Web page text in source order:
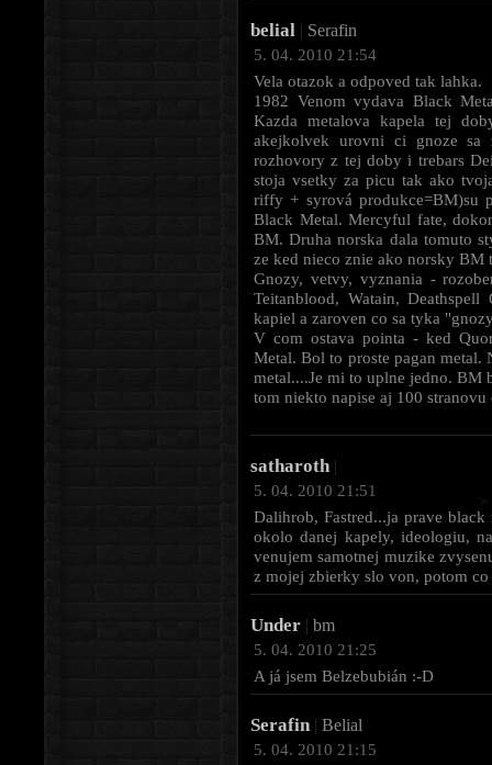
belial | Serafin
5. 04. 2010 21:54
Vela otazok a odpoved tak lahka.
1982 Venom vydava Black
Kazda metalova kapela tej
akejkolvek urovni ci gnoze
rozhovory z tej doby i trebars
stoja vsetky za picu tak ako
riffy + syrová produkce=BM)su
Black Metal. Mercyful fate,
BM. Druha norska dala tomuto
ze ked nieco znie ako norsky
Gnozy, vetvy, vyznania -
Teitanblood, Watain,
kapiel a zaroven co sa tyka
V com ostava pointa - ked
Metal. Bol to proste pagan
metal....Je mi to uplne jedno. BM
tom niekto napise aj 100 stranovu
satharoth |
5. 04. 2010 21:51
Dalihrob, Fastred...ja prave
okolo danej kapely, ideologiu,
venujem samotnej muzike
z mojej zbierky slo von, potom
Under | bm
5. 04. 2010 21:25
A já jsem Belzebubián :-D
Serafin | Belial
5. 04. 2010 21:15